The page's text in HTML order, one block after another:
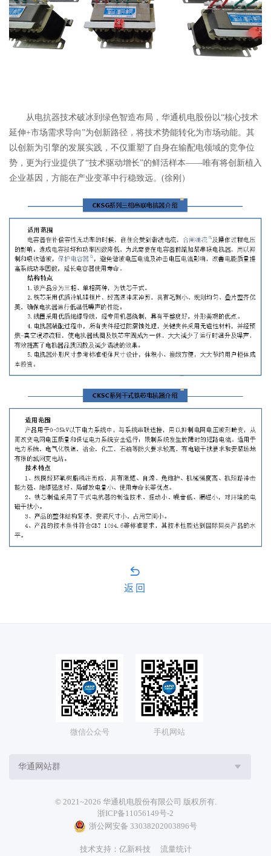
从电抗器技术破冰到绿色智造布局，华通机电股份以“核心技术
延伸+市场需求导向”为创新路径，将技术势能转化为市场动能。其
以创新为引擎的发展实践，不仅重塑了自身在输配电领域的竞争位
势，更为行业提供了“技术驱动增长”的鲜活样本——唯有将创新植入
企业基因，方能在产业变革中行稳致远。(徐刚）
返回
微信公众号 手机网站
华通网站群
© 2021~2026 华通机电股份有限公司 版权所有.
浙ICP备11056149号-2
浙公网安备 33038202003896号
技术支持： 亿新科技 流量统计